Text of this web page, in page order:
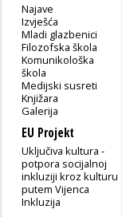
Najave
Izvješća
Mladi glazbenici
Filozofska škola
Komunikološka
škola
Medijski susreti
Knjižara
Galerija
EU Projekt
Uključiva kultura -
potpora socijalnoj
inkluziji kroz kulturu
putem Vijenca
Inkluzija